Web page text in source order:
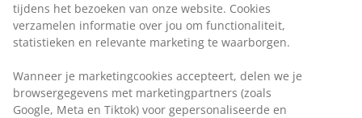
tijdens het bezoeken van onze website. Cookies
verzamelen informatie over jou om functionaliteit,
statistieken en relevante marketing te waarborgen.
Wanneer je marketingcookies accepteert, delen we je
browsergegevens met marketingpartners (zoals
Google, Meta en Tiktok) voor gepersonaliseerde en